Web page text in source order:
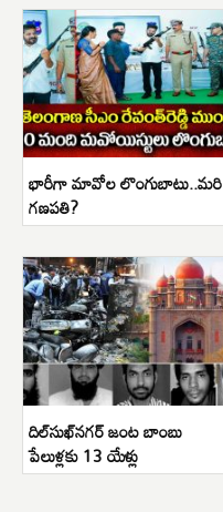
భారీగా మావోల లొంగుబాటు..మరి
గణపతి?
దిల్‌సుఖ్‌నగర్ జంట బాంబు
పేలుళ్లకు 13 యేళ్లు